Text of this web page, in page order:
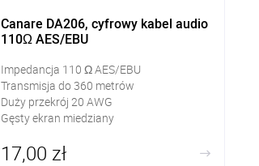
Canare DA206, cyfrowy kabel audio
110Ω AES/EBU
Impedancja 110 Ω AES/EBU
Transmisja do 360 metrów
Duży przekrój 20 AWG
Gęsty ekran miedziany
17,00 zł